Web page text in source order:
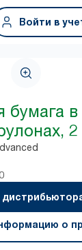
Войти в
бумага в
о